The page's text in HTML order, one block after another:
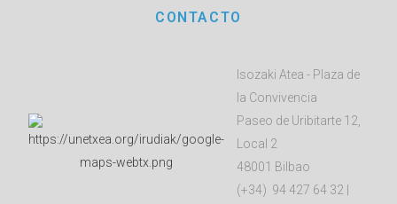
CONTACTO
Isozaki Atea - Plaza de
la Convivencia
Paseo de Uribitarte 12,
Local 2
48001 Bilbao
(+34) 94 427 64 32 |